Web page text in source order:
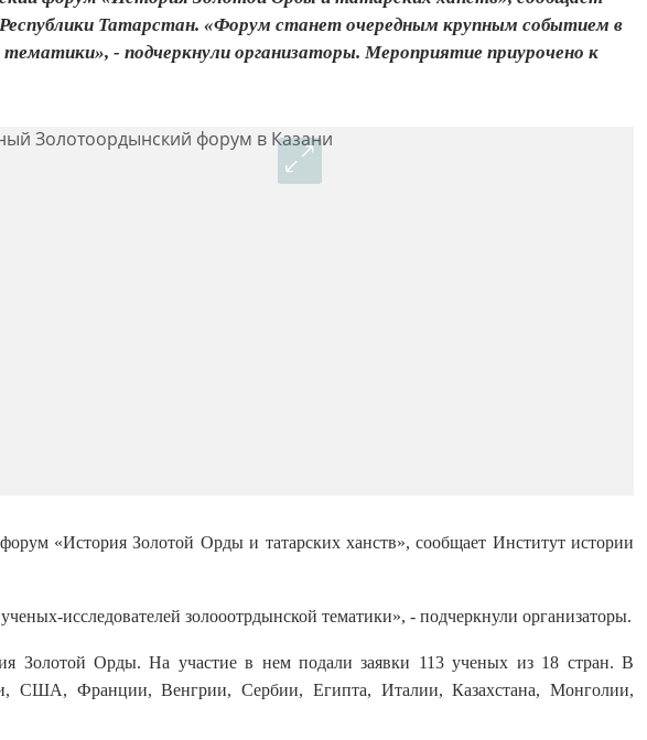
Татарстан. «Форум станет очередным крупным событием в
- подчеркнули организаторы. Мероприятие приурочено к
«История Золотой Орды и татарских ханств», сообщает Институт истории
исследователей золооотрдынской тематики», - подчеркнули организаторы.
Золотой Орды. На участие в нем подали заявки 113 ученых из 18 стран. В
США, Франции, Венгрии, Сербии, Египта, Италии, Казахстана, Монголии,